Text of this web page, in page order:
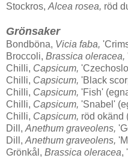
Stockros, Alcea rosea, röd
Grönsaker
Bondböna, Vicia faba,
Broccoli, Brassica oleracea,
Chilli, Capsicum,
Chilli, Capsicum, 'Black
Chilli, Capsicum, 'Fish'
Chilli, Capsicum, 'Snabel'
Chilli, Capsicum, röd okänd
Dill, Anethum graveolens,
Dill, Anethum graveolens,
Grönkål, Brassica oleracea,